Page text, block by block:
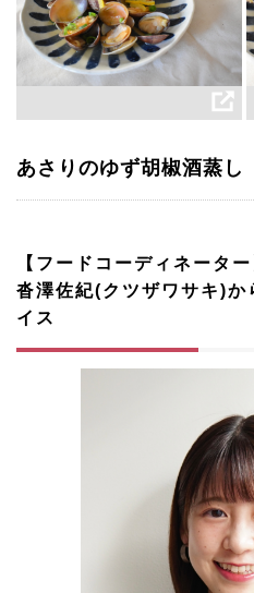
あさりのゆず胡椒酒蒸し
【フードコーディネーター
沓澤佐紀(クツザワサキ)か
イス